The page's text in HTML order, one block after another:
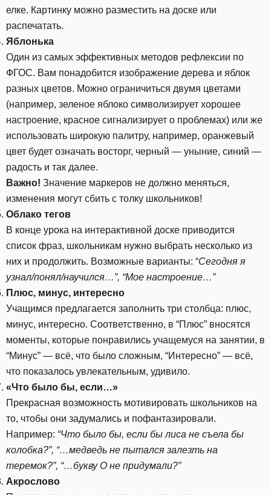
елке. Картинку можно разместить на доске или
распечатать.
Яблонька
Один из самых эффективных методов рефлексии по
ФГОС. Вам понадобится изображение дерева и яблок
разных цветов. Можно ограничиться двумя цветами
(например, зеленое яблоко символизирует хорошее
настроение, красное сигнализирует о проблемах) или же
использовать широкую палитру, например, оранжевый
цвет будет означать восторг, черный — уныние, синий —
радость и так далее.
Важно! Значение маркеров не должно меняться,
изменения могут сбить с толку школьников!
Облако тегов
В конце урока на интерактивной доске приводится
список фраз, школьникам нужно выбрать несколько из
них и продолжить. Возможные варианты: “Сегодня я
узнал/понял/научился…”, “Мое настроение…”
Плюс, минус, интересно
Учащимся предлагается заполнить три столбца: плюс,
минус, интересно. Соответственно, в “Плюс” вносятся
моменты, которые понравились учащемуся на занятии, в
“Минус” — всё, что было сложным, “Интересно” — всё,
что показалось увлекательным, удивило.
«Что было бы, если…»
Прекрасная возможность мотивировать школьников на
то, чтобы они задумались и пофантазировали.
Например: “Что было бы, если бы лиса не съела бы
колобка?”, “…медведь не пытался залезть на
теремок?”, “…букву О не придумали?”
Акрослово